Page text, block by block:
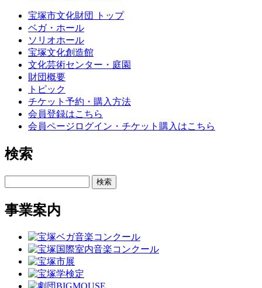
宝塚市文化財団 トップ
ベガ・ホール
ソリオホール
宝塚文化創造館
文化芸術センター・庭園
財団概要
トピック
チケット予約・購入方法
会員登録はこちら
会員ページログイン・チケット購入はこちら
検索
検索
事業案内